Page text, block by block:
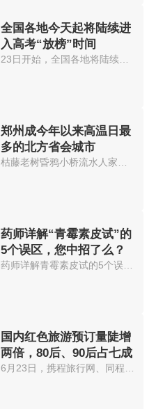
全国各地今天起将陆续进
入高考“放榜”时间
23日开始，全国各地将陆续进入高...
郑州成今年以来高温日最
多的北方省会城市
药师详解“青霉素皮试”的
5个误区，您中招了么？
药师详解青霉素皮试的5个误区，...
国内红色旅游预订量陡增
两倍，80后、90后占七成
6月23日，携程旅行网、同程旅行...